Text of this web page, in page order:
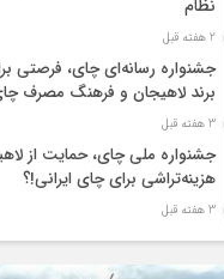
نظام
2 هفته قبل
جشنواره رسانه‌ای چای، فرصتی
برند لاهیجان و فرهنگ مصرف
3 هفته قبل
جشنواره ملی چای، حمایت از
هزینه‌تراشی برای چای ایرانی!؟
3 هفته قبل
پیکر مطهر رهبر شهید انقلاب در
رضوی آرام گرفت